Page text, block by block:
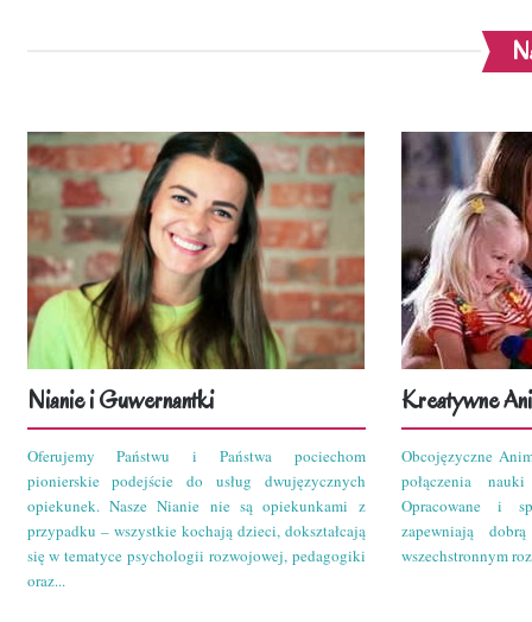
Nianie i Guwernantki
Oferujemy Państwu i Państwa pociechom
pionierskie podejście do usług dwujęzycznych
opiekunek. Nasze Nianie nie są opiekunkami z
przypadku – wszystkie kochają dzieci, dokształcają
się w tematyce psychologii rozwojowej, pedagogiki
oraz...
Kreatywne
Obcojęzyczne
połączenia
Opracowane i
zapewniają
wszechstronnym